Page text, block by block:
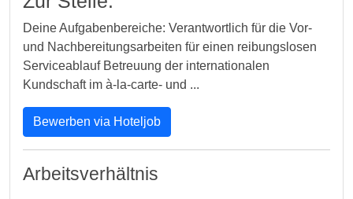
Deine Aufgabenbereiche: Verantwortlich für die Vor-
und Nachbereitungsarbeiten für einen reibungslosen
Serviceablauf Betreuung der internationalen
Kundschaft im à-la-carte- und ...
Bewerben via Hoteljob
Arbeitsverhältnis